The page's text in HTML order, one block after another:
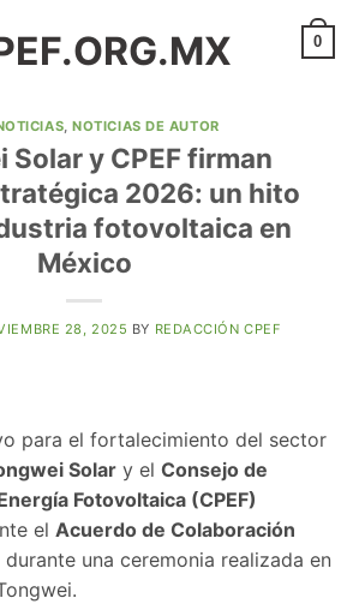
0
,NOTICIAS DE AUTOR
Solar y CPEF firman
2026: un hito
fotovoltaica en
México
28, 2025 BY REDACCIÓN CPEF
para el fortalecimiento del sector
Solar y el Consejo de
Fotovoltaica (CPEF)
el Acuerdo de Colaboración
durante una ceremonia realizada en